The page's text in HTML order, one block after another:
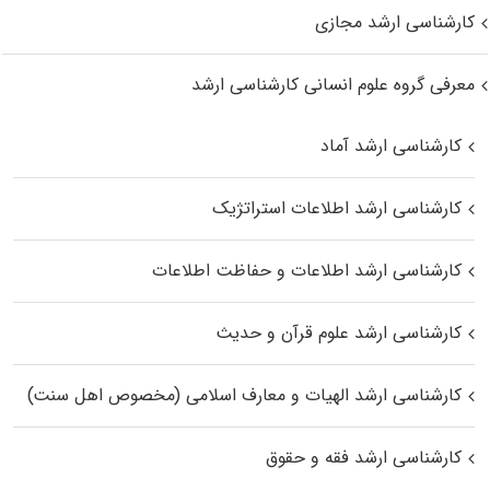
کارشناسی ارشد مجازی
معرفی گروه علوم انسانی کارشناسی ارشد
کارشناسی ارشد آماد
کارشناسی ارشد اطلاعات استراتژیک
کارشناسی ارشد اطلاعات و حفاظت اطلاعات
کارشناسی ارشد علوم قرآن و حدیث
کارشناسی ارشد الهیات و معارف اسلامی (مخصوص اهل سنت)
کارشناسی ارشد فقه و حقوق